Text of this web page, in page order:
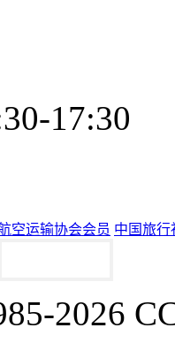
17:30
空运输协会会员 中国旅行
2026